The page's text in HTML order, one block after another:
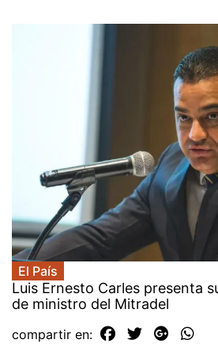
El País
Luis Ernesto Carles presenta
de ministro del Mitradel
compartir en: